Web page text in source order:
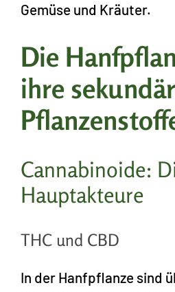
Gemüse und Kräuter.
Die
ihre
Cannabinoide:
Hauptakteure
THC und CBD
In der Hanfpflanze sind